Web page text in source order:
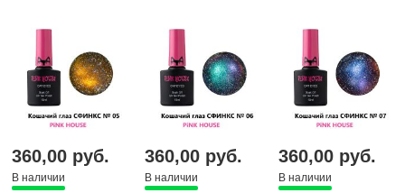
360,00 руб.
В наличии
360,00 руб.
В наличии
360,00 руб.
В наличии